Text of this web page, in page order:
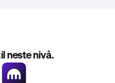
neste nivå.